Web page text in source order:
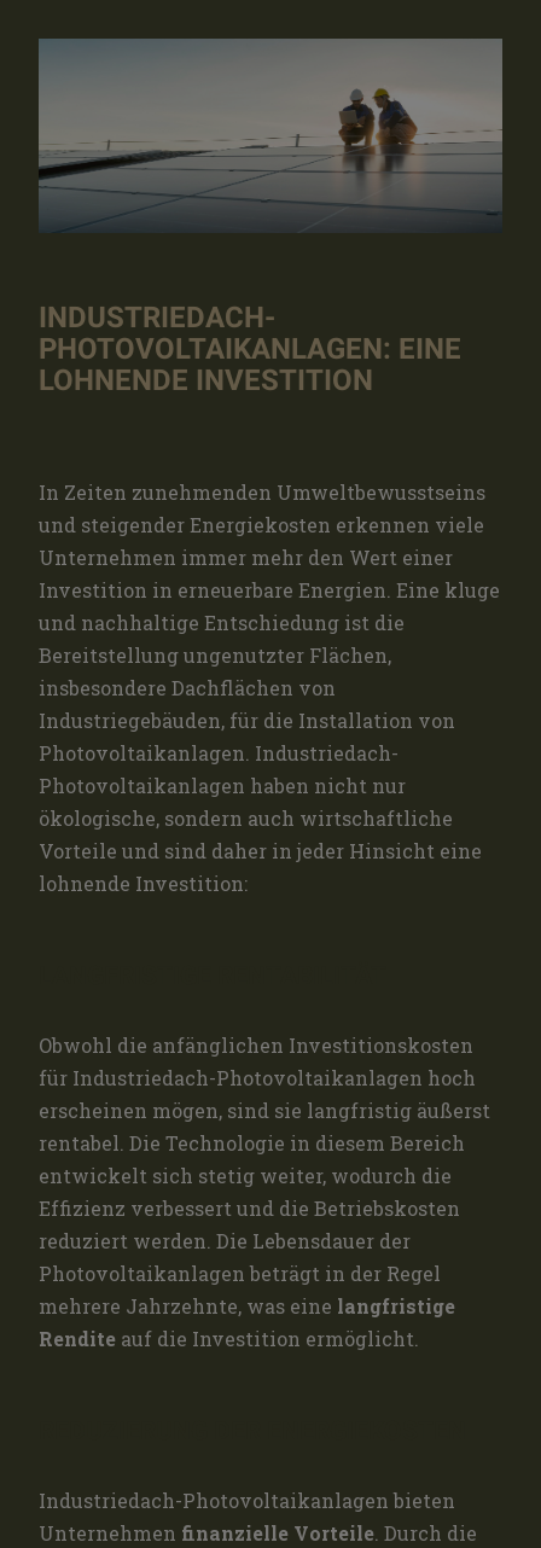
INDUSTRIEDACH-
PHOTOVOLTAIKANLAGEN: EINE
LOHNENDE INVESTITION
In Zeiten zunehmenden Umweltbewusstseins
und steigender Energiekosten erkennen viele
Unternehmen immer mehr den Wert einer
Investition in erneuerbare Energien. Eine kluge
und nachhaltige Entschiedung ist die
Bereitstellung ungenutzter Flächen,
insbesondere Dachflächen von
Industriegebäuden, für die Installation von
Photovoltaikanlagen. Industriedach-
Photovoltaikanlagen haben nicht nur
ökologische, sondern auch wirtschaftliche
Vorteile und sind daher in jeder Hinsicht eine
lohnende Investition:
Obwohl die anfänglichen Investitionskosten
für Industriedach-Photovoltaikanlagen hoch
erscheinen mögen, sind sie langfristig äußerst
rentabel. Die Technologie in diesem Bereich
entwickelt sich stetig weiter, wodurch die
Effizienz verbessert und die Betriebskosten
reduziert werden. Die Lebensdauer der
Photovoltaikanlagen beträgt in der Regel
mehrere Jahrzehnte, was eine langfristige
Rendite auf die Investition ermöglicht.
Industriedach-Photovoltaikanlagen bieten
Unternehmen finanzielle Vorteile . Durch die